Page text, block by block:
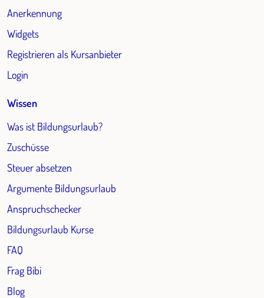
Anerkennung
Widgets
Registrieren als Kursanbieter
Login
Wissen
Was ist Bildungsurlaub?
Zuschüsse
Steuer absetzen
Argumente Bildungsurlaub
Anspruchschecker
Bildungsurlaub Kurse
FAQ
Frag Bibi
Blog